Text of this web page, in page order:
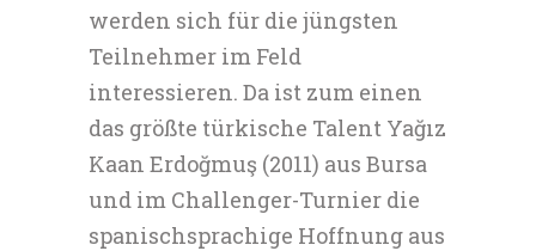
werden sich für die jüngsten
Teilnehmer im Feld
interessieren. Da ist zum einen
das größte türkische Talent Yağız
Kaan Erdoğmuş (2011) aus Bursa
und im Challenger-Turnier die
spanischsprachige Hoffnung aus